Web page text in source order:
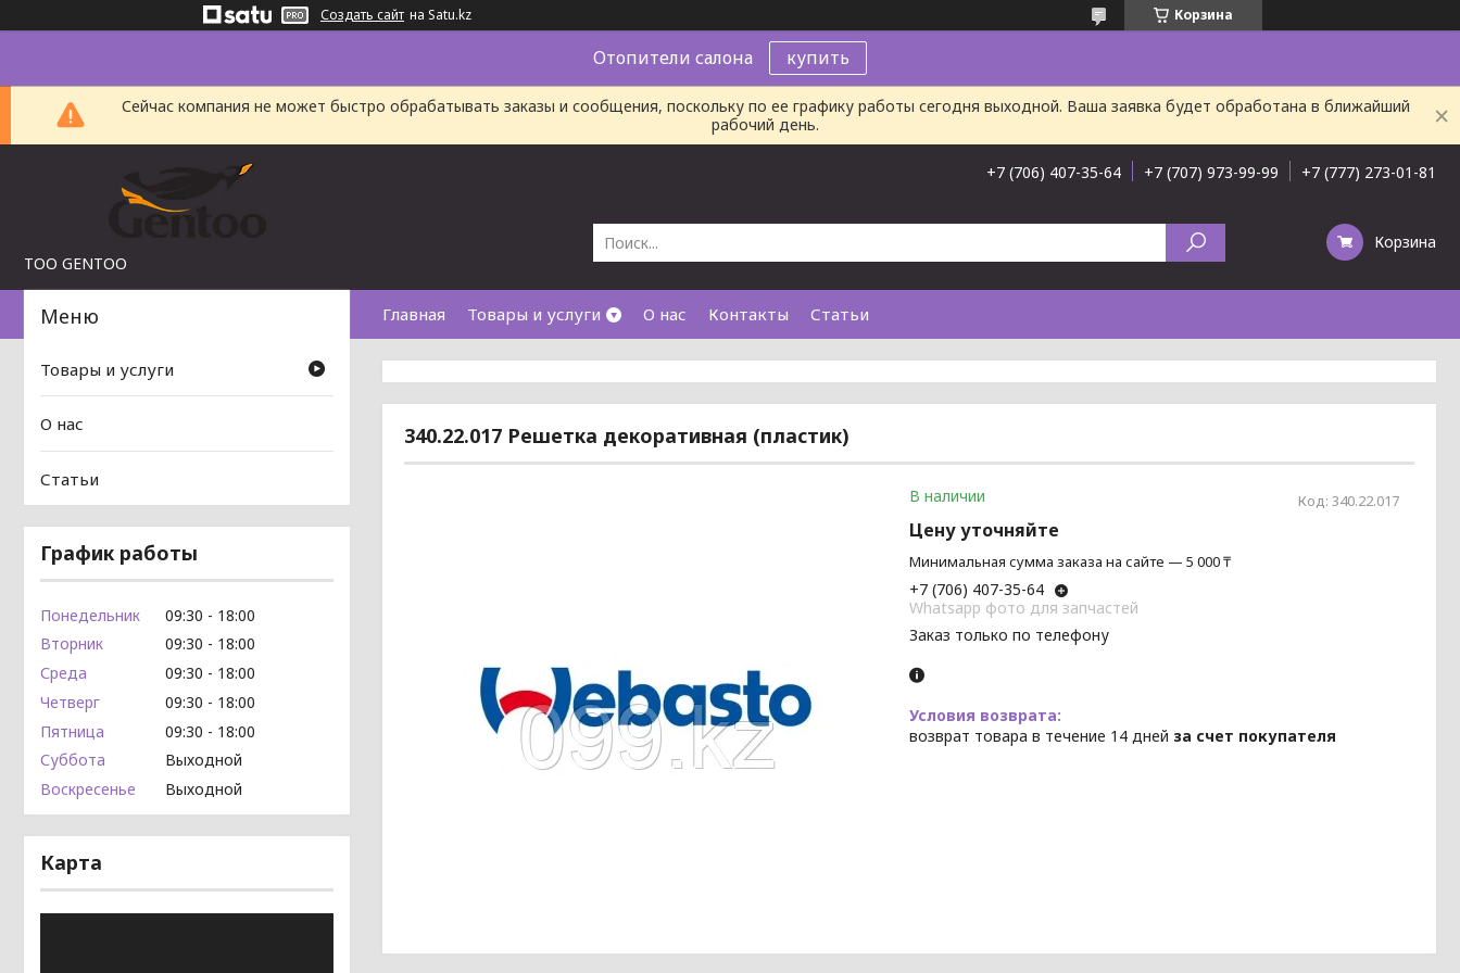
Создать сайт на Satu.kz Корзина
Отопители салона купить
Сейчас компания не может быстро обрабатывать заказы и сообщения, поскольку по ее графику работы сегодня выходной. Ваша заявка будет обработана в ближайший
рабочий день.
TOO GENTOO
+7 (706) 407-35-64 +7 (707) 973-99-99 +7 (777) 273-01-81
Корзина
Главная Товары и услуги О нас Контакты Статьи
340.22.017 Решетка декоративная (пластик)
В наличии Код:340.22.017
Цену уточняйте
Минимальная сумма заказа на сайте — 5 000 ₸
+7 (706) 407-35-64
Whatsapp фото для запчастей
Заказ только по телефону
возврат товара в течение 14 дней за счет покупателя
Товары и услуги
О нас
Статьи
График работы
Понедельник 09:30
18:00
Вторник
09:30
18:00
Среда
09:30
18:00
Четверг
09:30
18:00
Пятница
09:30
18:00
Суббота
Выходной
Воскресенье
Выходной
Карта